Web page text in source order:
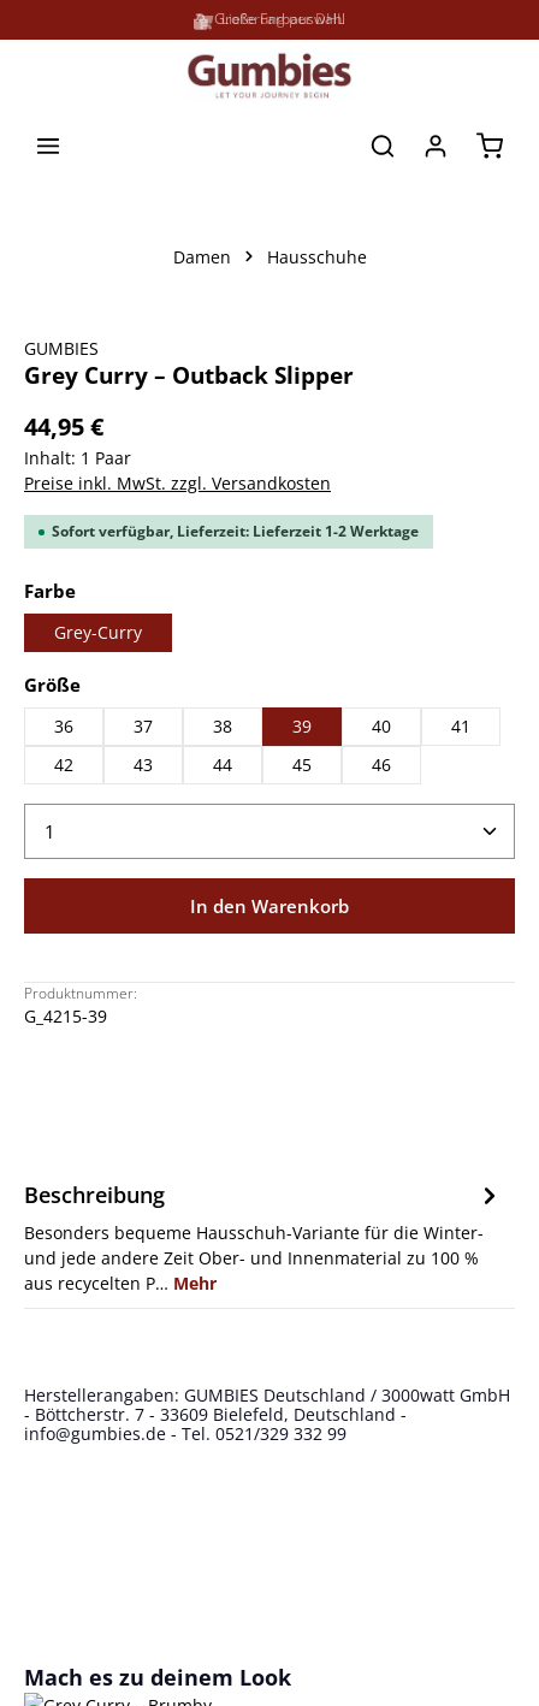
Große Farbauswahl
Lieferung per DHL
Damen Hausschuhe
GUMBIES
Grey Curry – Outback Slipper
44,95 €
Inhalt: 1 Paar
Preise inkl. MwSt. zzgl. Versandkosten
Sofort verfügbar, Lieferzeit: Lieferzeit 1-2 Werktage
Farbeauswählen
Grey-Curry
Größeauswählen
36 37 38 39 40
41
42
43 44 45 46
Produkt Anzahl: Gib den gewünschten Wert ein
In den Warenkorb
Produktnummer:
G_4215-39
Beschreibung
Besonders bequeme Hausschuh-Variante für die Winter-
und jede andere Zeit Ober- und Innenmaterial zu 100 %
aus recycelten P… Mehr
Herstellerangaben: GUMBIES Deutschland / 3000watt GmbH
- Böttcherstr. 7 - 33609 Bielefeld, Deutschland -
info@gumbies.de - Tel. 0521/329 332 99
Produktgalerie überspringen
Mach es zu deinem Look